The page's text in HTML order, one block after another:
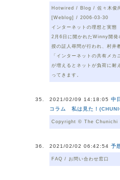
Hotwired / Blog / 佐々木俊
[Weblog] / 2006-03-30
インターネットの理想と実態
2月6日に開かれたWinny開発
授の証人尋問が行われ、村井
「インターネットの共有メ
が増えるとネットが負荷に耐
ってきます。
2021/02/09 14:18:05 中
コラム 私は見た！
Copyright © The Chunichi
2021/02/02 06:42:54 予
FAQ / お問い合わせ窓口